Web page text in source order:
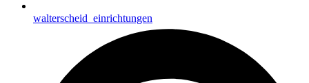
walterscheid_einrichtungen